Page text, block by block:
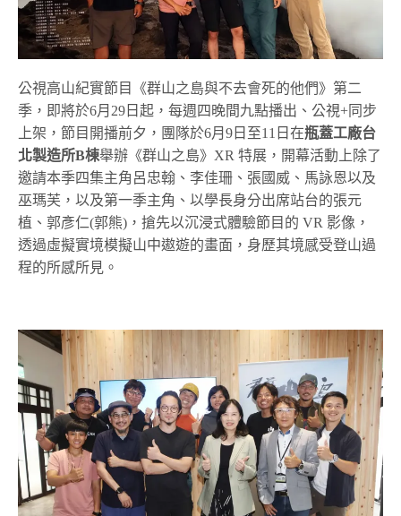
公視高山紀實節目《群山之島與不去會死的他們》第二
季，即將於6月29日起，每週四晚間九點播出、公視+同步
上架，節目開播前夕，團隊於6月9日至11日在瓶蓋工廠台
北製造所B棟舉辦《群山之島》XR 特展，開幕活動上除了
邀請本季四集主角呂忠翰、李佳珊、張國威、馬詠恩以及
巫瑪芙，以及第一季主角、以學長身分出席站台的張元
植、郭彥仁(郭熊)，搶先以沉浸式體驗節目的 VR 影像，
透過虛擬實境模擬山中遨遊的畫面，身歷其境感受登山過
程的所感所見。